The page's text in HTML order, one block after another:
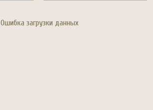
Ошибка загрузки данных